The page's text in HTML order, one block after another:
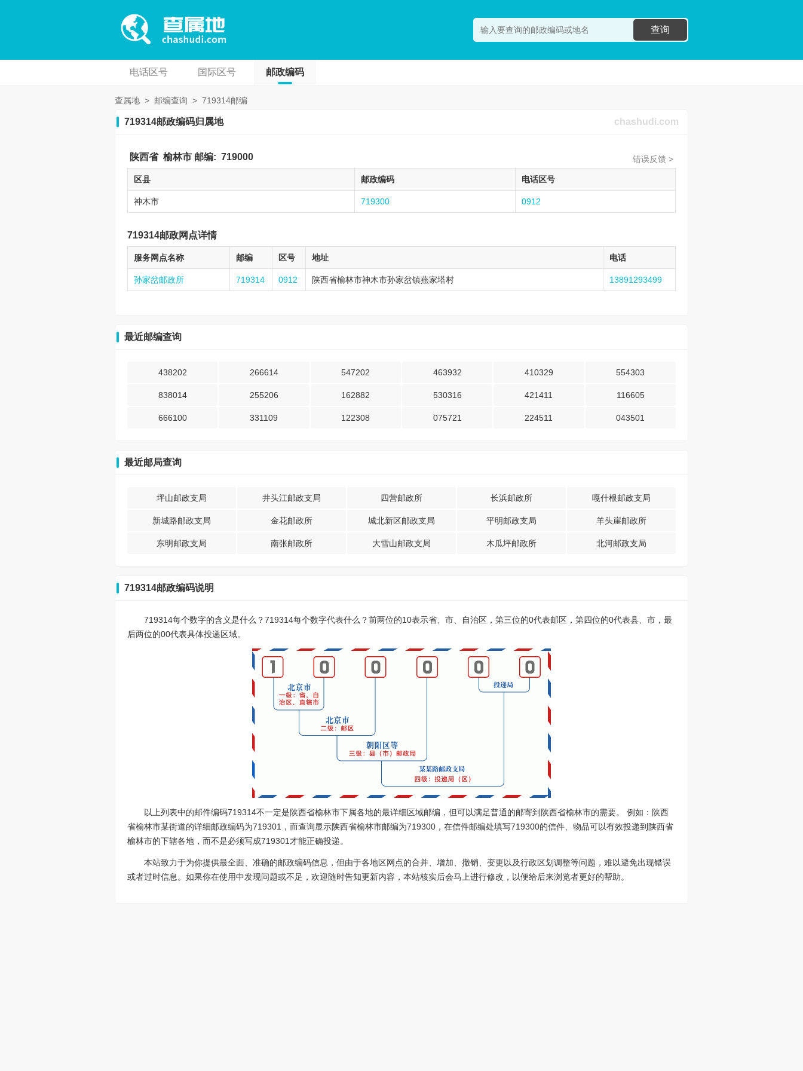
查询
电话区号 国际区号 邮政编码
查属地 > 邮编查询 > 719314邮编
719314邮政编码归属地 chashudi.com
陕西省 榆林市 邮编: 719000 错误反馈 >
区县 邮政编码 电话区号
神木市 719300 0912
719314邮政网点详情
服务网点名称 邮编 区号 地址 电话
孙家岔邮政所 719314 0912 陕西省榆林市神木市孙家岔镇燕家塔村 13891293499
最近邮编查询
438202 266614 547202 463932 410329 554303
838014 255206 162882 530316 421411 116605
666100 331109 122308 075721 224511 043501
最近邮局查询
坪山邮政支局 井头江邮政支局 四营邮政所 长浜邮政所 嘎什根邮政支局
新城路邮政支局 金花邮政所 城北新区邮政支局 平明邮政支局 羊头崖邮政所
东明邮政支局 南张邮政所 大雪山邮政支局 木瓜坪邮政所 北河邮政支局
719314邮政编码说明
719314每个数字的含义是什么？719314每个数字代表什么？前两位的10表示省、市、自治区，第三位的0代表邮区，第四位的0代表县、市，最
后两位的00代表具体投递区域。
以上列表中的邮件编码719314不一定是陕西省榆林市下属各地的最详细区域邮编，但可以满足普通的邮寄到陕西省榆林市的需要。 例如：陕西
省榆林市某街道的详细邮政编码为719301，而查询显示陕西省榆林市邮编为719300，在信件邮编处填写719300的信件、物品可以有效投递到陕西省
榆林市的下辖各地，而不是必须写成719301才能正确投递。
本站致力于为你提供最全面、准确的邮政编码信息，但由于各地区网点的合并、增加、撤销、变更以及行政区划调整等问题，难以避免出现错误
或者过时信息。如果你在使用中发现问题或不足，欢迎随时告知更新内容，本站核实后会马上进行修改，以便给后来浏览者更好的帮助。